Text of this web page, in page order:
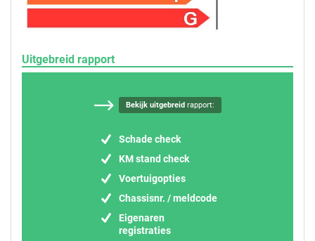
Uitgebreid rapport
Bekijk uitgebreidrapport:
Schade check
KM stand check
Voertuigopties
Chassisnr. / meldcode
Eigenaren
registraties